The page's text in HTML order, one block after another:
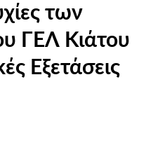
των
ΓΕΛ Κιάτου
Εξετάσεις